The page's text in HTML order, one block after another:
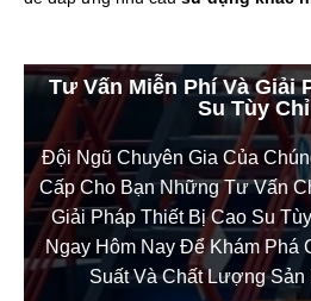
Tư Vấn Miễn Phí Và Giải
Su Tùy
Đội Ngũ Chuyên Gia Của
Cấp Cho Bạn Những Tư Vấn
Giải Pháp Thiết Bị Cao Su
Ngay Hôm Nay Để Khám Phá
Suất Và Chất Lượng Sản